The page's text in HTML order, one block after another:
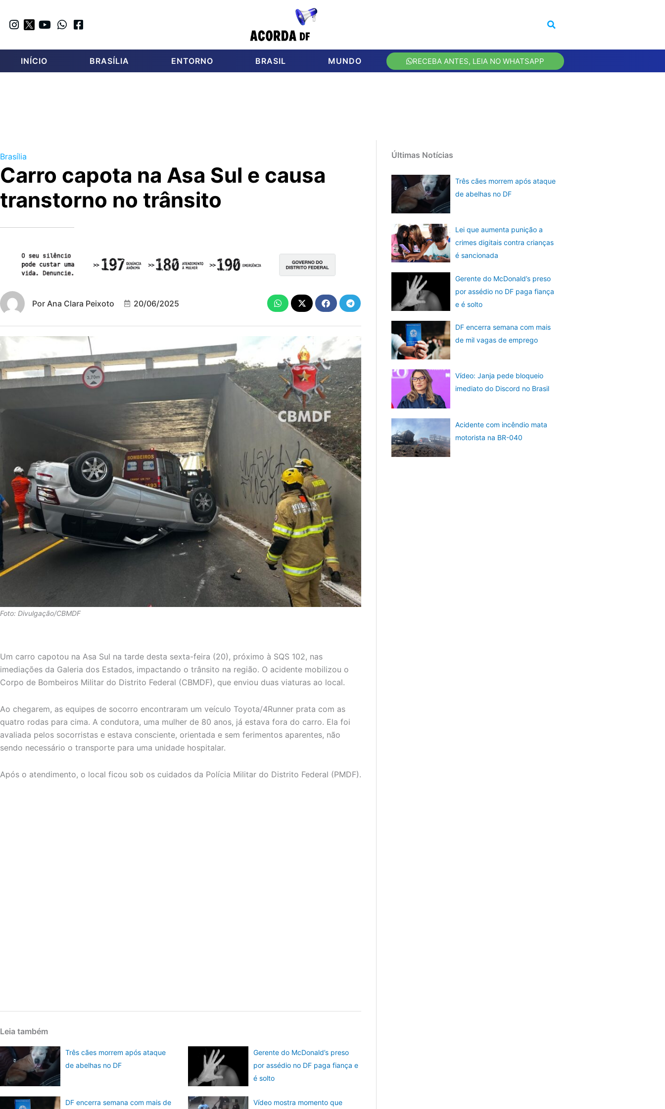
INÍCIO BRASÍLIA ENTORNO BRASIL MUNDO RECEBA ANTES, LEIA NO WHATSAPP
Brasília
Carro capota na Asa Sul e causa
transtorno no trânsito
Por Ana Clara Peixoto 20/06/2025
Foto: Divulgação/CBMDF
Um carro capotou na Asa Sul na tarde desta sexta-feira (20), próximo à SQS 102, nas
imediações da Galeria dos Estados, impactando o trânsito na região. O acidente mobilizou o
Corpo de Bombeiros Militar do Distrito Federal (CBMDF), que enviou duas viaturas ao local.
Ao chegarem, as equipes de socorro encontraram um veículo Toyota/4Runner prata com as
quatro rodas para cima. A condutora, uma mulher de 80 anos, já estava fora do carro. Ela foi
avaliada pelos socorristas e estava consciente, orientada e sem ferimentos aparentes, não
sendo necessário o transporte para uma unidade hospitalar.
Após o atendimento, o local ficou sob os cuidados da Polícia Militar do Distrito Federal (PMDF).
Leia também
Três cães morrem após ataque
de abelhas no DF
Gerente do McDonald’s preso
por assédio no DF paga fiança e
é solto
DF encerra semana com mais de Vídeo mostra momento que
Últimas Notícias
Três cães morrem após ataque
de abelhas no DF
Lei que aumenta punição a
crimes digitais contra crianças
é sancionada
Gerente do McDonald’s preso
por assédio no DF paga fiança
e é solto
DF encerra semana com mais
de mil vagas de emprego
Vídeo: Janja pede bloqueio
imediato do Discord no Brasil
Acidente com incêndio mata
motorista na BR-040